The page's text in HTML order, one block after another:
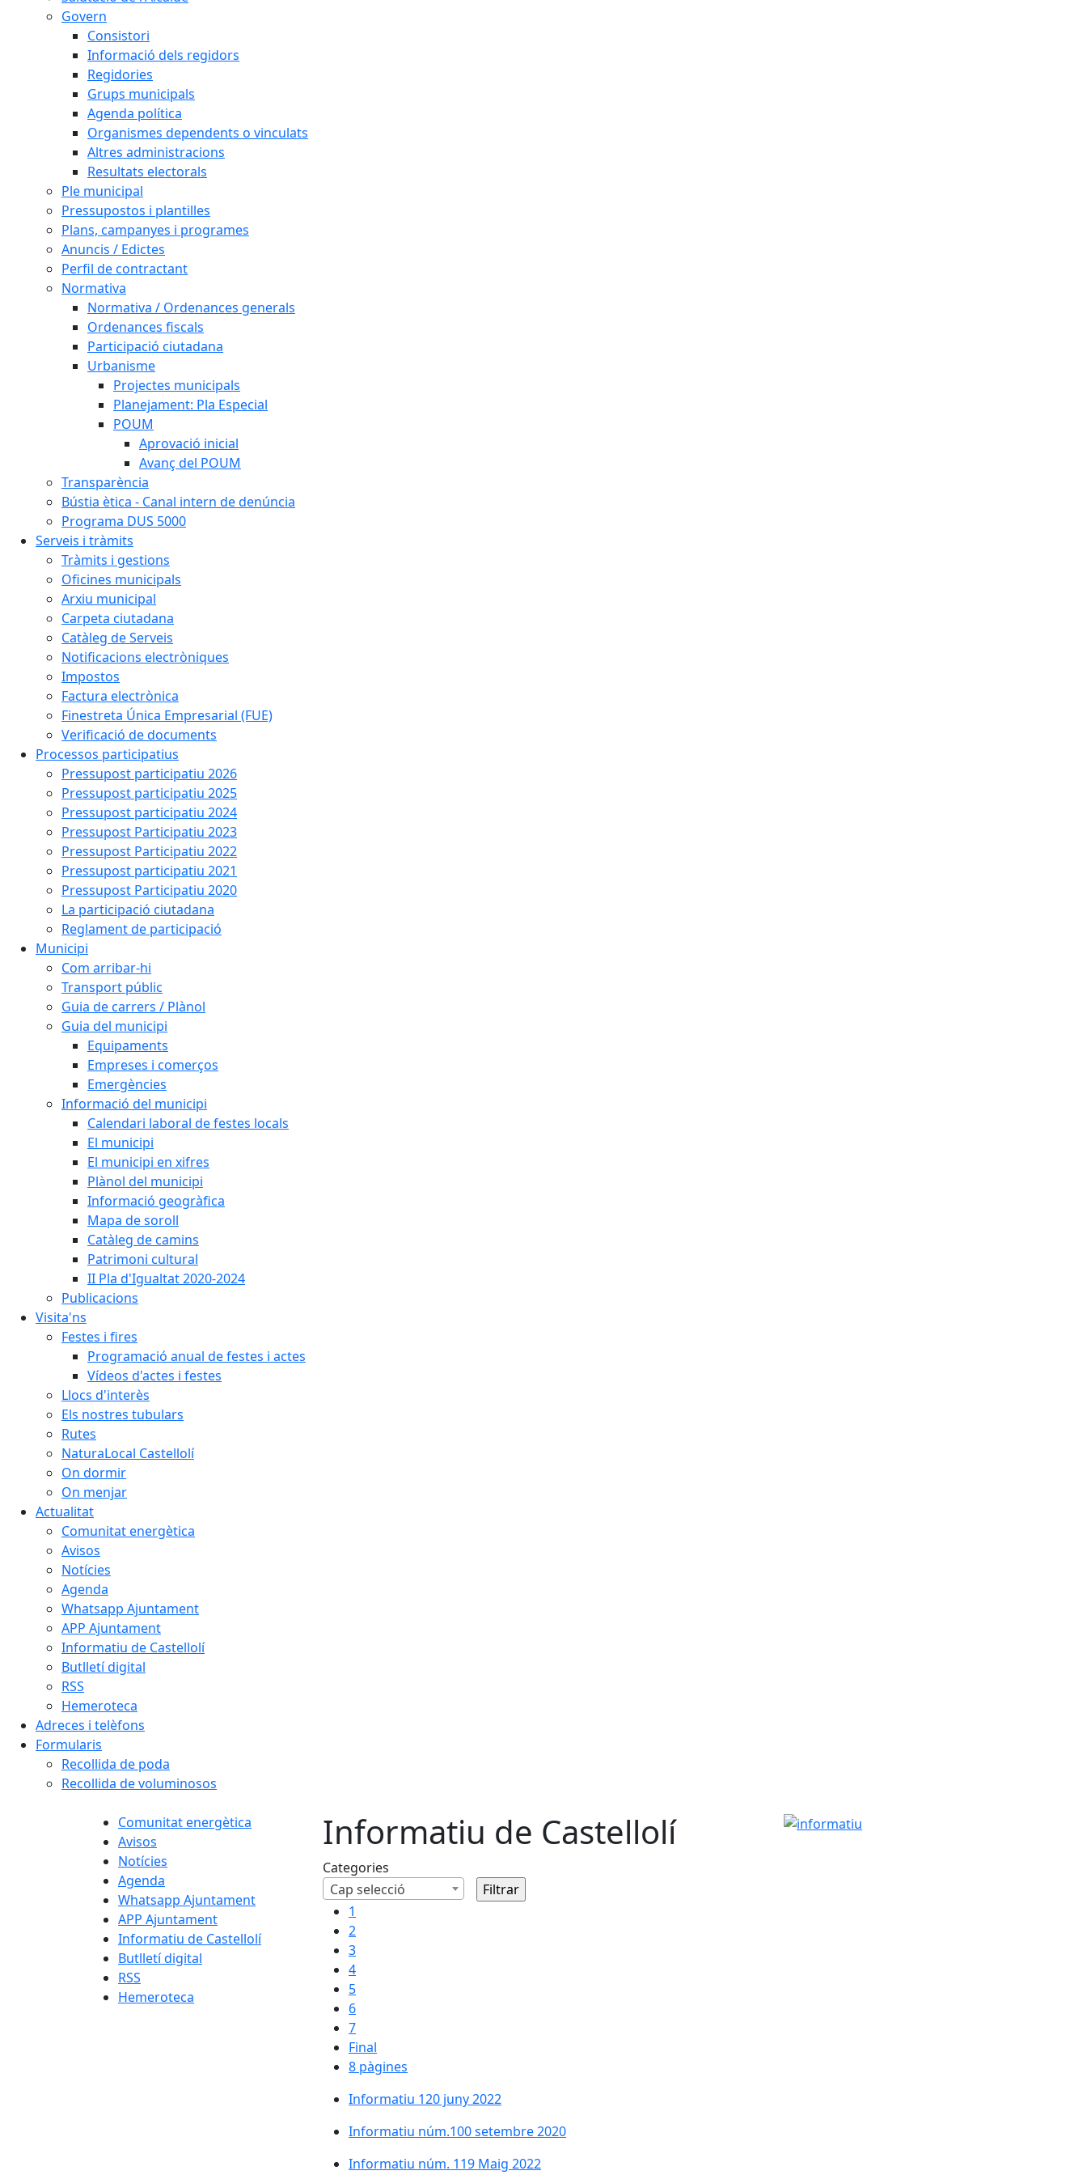
Govern
Consistori
Informació dels regidors
Regidories
Grups municipals
Agenda política
Organismes dependents o vinculats
Altres administracions
Resultats electorals
Ple municipal
Pressupostos i plantilles
Plans, campanyes i programes
Anuncis / Edictes
Perfil de contractant
Normativa
Normativa / Ordenances generals
Ordenances fiscals
Participació ciutadana
Urbanisme
Projectes municipals
Planejament: Pla Especial
POUM
Aprovació inicial
Avanç del POUM
Transparència
Bústia ètica - Canal intern de denúncia
Programa DUS 5000
Serveis i tràmits
Tràmits i gestions
Oficines municipals
Arxiu municipal
Carpeta ciutadana
Catàleg de Serveis
Notificacions electròniques
Impostos
Factura electrònica
Finestreta Única Empresarial (FUE)
Verificació de documents
Processos participatius
Pressupost participatiu 2026
Pressupost participatiu 2025
Pressupost participatiu 2024
Pressupost Participatiu 2023
Pressupost Participatiu 2022
Pressupost participatiu 2021
Pressupost Participatiu 2020
La participació ciutadana
Reglament de participació
Municipi
Com arribar-hi
Transport públic
Guia de carrers / Plànol
Guia del municipi
Equipaments
Empreses i comerços
Emergències
Informació del municipi
Calendari laboral de festes locals
El municipi
El municipi en xifres
Plànol del municipi
Informació geogràfica
Mapa de soroll
Catàleg de camins
Patrimoni cultural
II Pla d'Igualtat 2020-2024
Publicacions
Visita'ns
Festes i fires
Programació anual de festes i actes
Vídeos d'actes i festes
Llocs d'interès
Els nostres tubulars
Rutes
NaturaLocal Castellolí
On dormir
On menjar
Actualitat
Comunitat energètica
Avisos
Notícies
Agenda
Whatsapp Ajuntament
APP Ajuntament
Informatiu de Castellolí
Butlletí digital
RSS
Hemeroteca
Adreces i telèfons
Formularis
Recollida de poda
Recollida de voluminosos
Comunitat energètica
Avisos
Notícies
Agenda
Whatsapp Ajuntament
APP Ajuntament
Informatiu de Castellolí
Butlletí digital
RSS
Hemeroteca
Informatiu de Castellolí
Categories
Cap selecció
1
2
3
4
5
6
7
Final
8 pàgines
Informatiu 120 juny 2022
Informatiu núm.100 setembre 2020
Informatiu núm. 119 Maig 2022
informatiu